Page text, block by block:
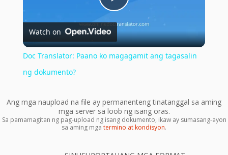
Play
Video
Watch on
Doc Translator: Paano ko magagamit ang tagasalin
ng dokumento?
Ang mga naupload na file ay permanenteng tinatanggal sa aming
mga server sa loob ng isang oras.
Sa pamamagitan ng pag-upload ng isang dokumento, ikaw ay sumasang-ayon
sa aming mga termino at kondisyon.